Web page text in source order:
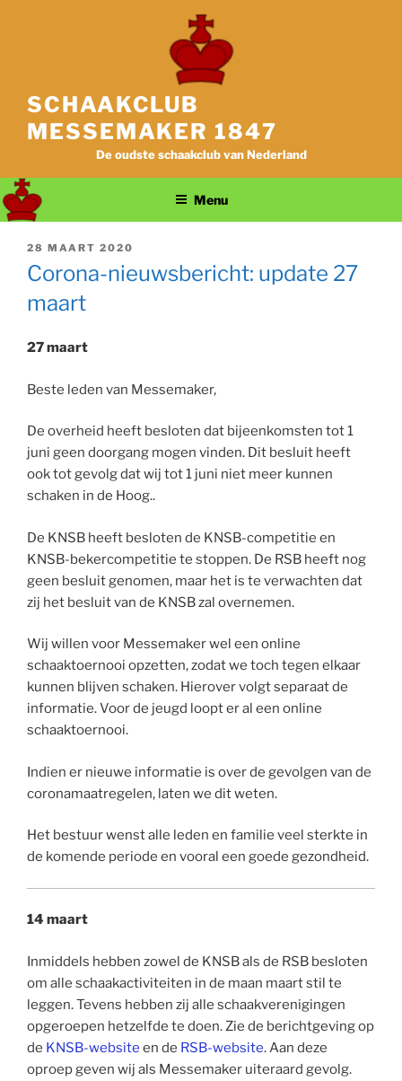
SCHAAKCLUB
MESSEMAKER 1847
De oudste schaakclub van Nederland
Menu
GEPLAATST
OP
28 MAART 2020
Corona-nieuwsbericht: update 27
maart
27 maart
Beste leden van Messemaker,
De overheid heeft besloten dat bijeenkomsten tot 1
juni geen doorgang mogen vinden. Dit besluit heeft
ook tot gevolg dat wij tot 1 juni niet meer kunnen
schaken in de Hoog..
De KNSB heeft besloten de KNSB-competitie en
KNSB-bekercompetitie te stoppen. De RSB heeft nog
geen besluit genomen, maar het is te verwachten dat
zij het besluit van de KNSB zal overnemen.
Wij willen voor Messemaker wel een online
schaaktoernooi opzetten, zodat we toch tegen elkaar
kunnen blijven schaken. Hierover volgt separaat de
informatie. Voor de jeugd loopt er al een online
schaaktoernooi.
Indien er nieuwe informatie is over de gevolgen van de
coronamaatregelen, laten we dit weten.
Het bestuur wenst alle leden en familie veel sterkte in
de komende periode en vooral een goede gezondheid.
14 maart
Inmiddels hebben zowel de KNSB als de RSB besloten
om alle schaakactiviteiten in de maan maart stil te
leggen. Tevens hebben zij alle schaakverenigingen
opgeroepen hetzelfde te doen. Zie de berichtgeving op
de KNSB-website en de RSB-website. Aan deze
oproep geven wij als Messemaker uiteraard gevolg.